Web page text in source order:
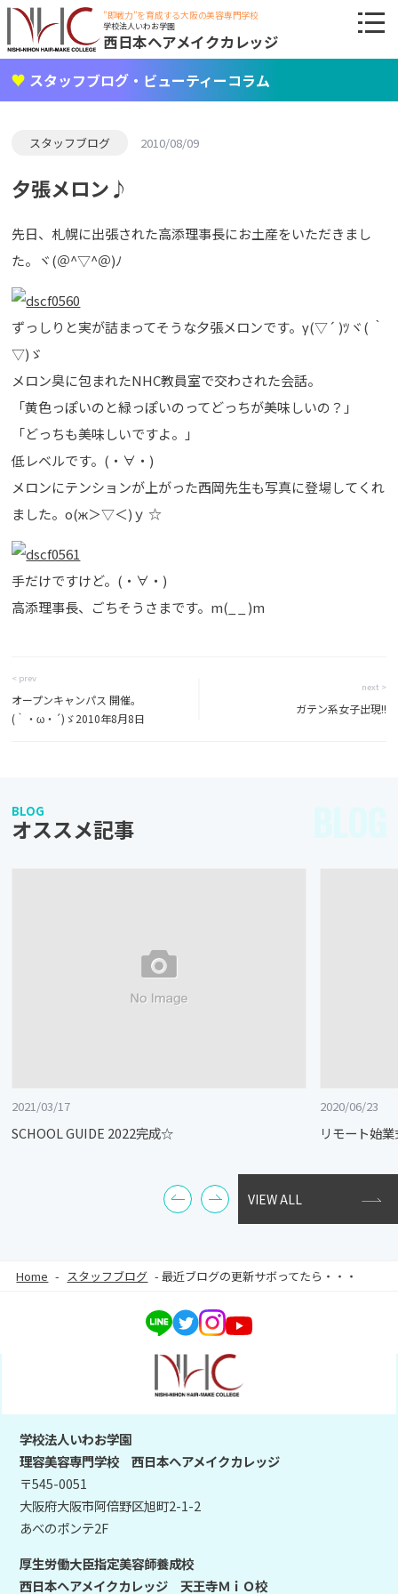
"即戦力"を育成する大阪の美容専門学校
学校法人いわお学園
西日本ヘアメイクカレッジ
スタッフブログ・ビューティーコラム
スタッフブログ 2010/08/09
夕張メロン♪
先日、札幌に出張された高添理事長にお土産をいただきまし
た。ヾ(＠^▽^＠)ﾉ
ずっしりと実が詰まってそうな夕張メロンです。γ(▽´ )ﾂヾ( ｀
▽)ゞ
メロン臭に包まれたNHC教員室で交わされた会話。
「黄色っぽいのと緑っぽいのってどっちが美味しいの？」
「どっちも美味しいですよ。」
低レベルです。(・∀・)
メロンにテンションが上がった西岡先生も写真に登場してくれ
ました。о(ж＞▽＜)ｙ ☆
手だけですけど。(・∀・)
高添理事長、ごちそうさまです。m(_ _ )m
< prev
オープンキャンパス 開催。
(｀・ω・´)ゞ2010年8月8日
next >
ガテン系女子出現!!
BLOG
オススメ記事
2021/03/17
SCHOOL GUIDE 2022完成☆
2020/06/23
リモート始
VIEW ALL
Home - スタッフブログ -最近ブログの更新サボってたら・・・
学校法人いわお学園
理容美容専門学校 西日本ヘアメイクカレッジ
〒545-0051
大阪府大阪市阿倍野区旭町2-1-2
あべのポンテ2F
厚生労働大臣指定美容師養成校
西日本ヘアメイクカレッジ 天王寺ＭｉＯ校